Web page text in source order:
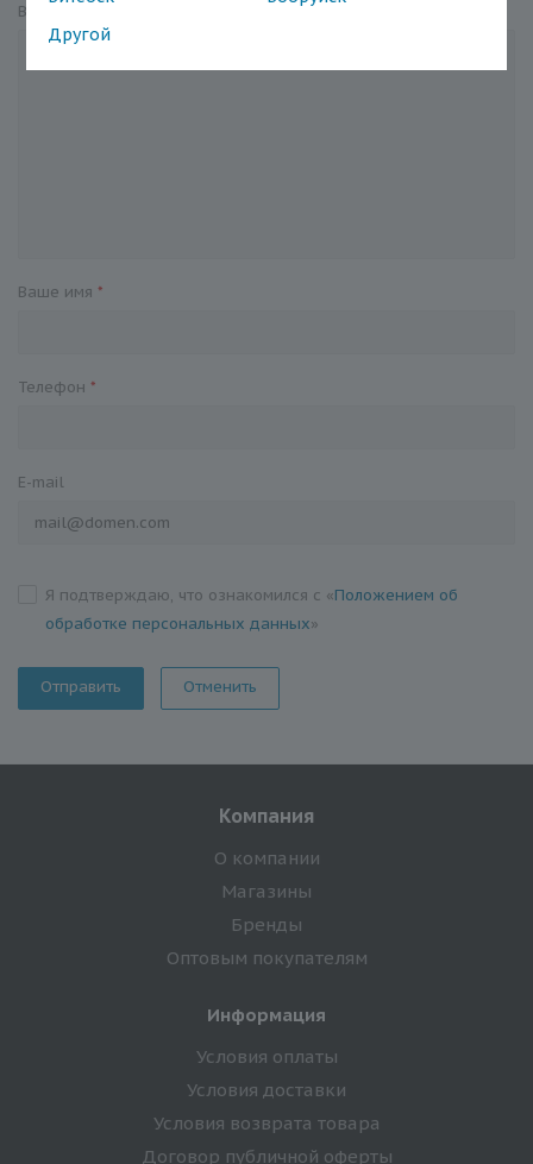
Другой
Вопрос
Ваше имя *
Телефон *
E-mail
Я подтверждаю, что ознакомился с «Положением об
обработке персональных данных»
Отменить
Компания
О компании
Магазины
Бренды
Оптовым покупателям
Информация
Условия оплаты
Условия доставки
Условия возврата товара
Договор публичной оферты